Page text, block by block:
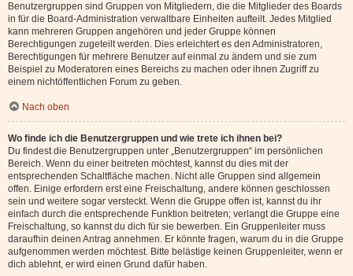
Benutzergruppen sind Gruppen von Mitgliedern, die die Mitglieder des Boards
in für die Board-Administration verwaltbare Einheiten aufteilt. Jedes Mitglied
kann mehreren Gruppen angehören und jeder Gruppe können
Berechtigungen zugeteilt werden. Dies erleichtert es den Administratoren,
Berechtigungen für mehrere Benutzer auf einmal zu ändern und sie zum
Beispiel zu Moderatoren eines Bereichs zu machen oder ihnen Zugriff zu
einem nichtöffentlichen Forum zu geben.
Nach oben
Wo finde ich die Benutzergruppen und wie trete ich ihnen bei?
Du findest die Benutzergruppen unter „Benutzergruppen“ im persönlichen
Bereich. Wenn du einer beitreten möchtest, kannst du dies mit der
entsprechenden Schaltfläche machen. Nicht alle Gruppen sind allgemein
offen. Einige erfordern erst eine Freischaltung, andere können geschlossen
sein und weitere sogar versteckt. Wenn die Gruppe offen ist, kannst du ihr
einfach durch die entsprechende Funktion beitreten; verlangt die Gruppe eine
Freischaltung, so kannst du dich für sie bewerben. Ein Gruppenleiter muss
daraufhin deinen Antrag annehmen. Er könnte fragen, warum du in die Gruppe
aufgenommen werden möchtest. Bitte belästige keinen Gruppenleiter, wenn er
dich ablehnt, er wird einen Grund dafür haben.